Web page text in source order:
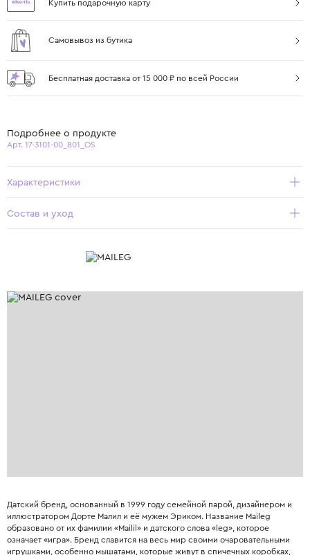
Самовывоз из бутика
Бесплатная доставка от 15 000 ₽ по всей России
Подробнее о продукте
Арт. 17-3101-00_801_OS
Характеристики
Состав и уход
Датский бренд, основанный в 1999 году семейной парой, дизайнером и
иллюстратором Дорте Малил и её мужем Эриком. Название Maileg
образовано от их фамилии «Mailil» и датского слова «leg», которое
означает «игра». Бренд славится на весь мир своими очаровательными
игрушками, особенно мышатами, которые живут в спичечных коробках,